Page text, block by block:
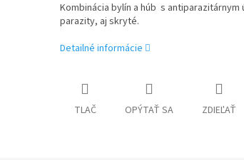
Kombinácia bylín a húb s antiparazitárnym
parazity, aj skryté.
Detailné informácie
TLAČ OPÝTAŤ SA ZDIEĽAŤ